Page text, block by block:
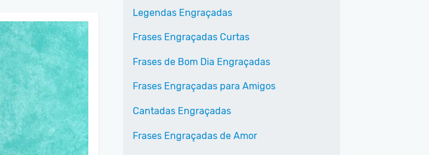
Legendas Engraçadas
Frases Engraçadas Curtas
Frases de Bom Dia Engraçadas
Frases Engraçadas para Amigos
Cantadas Engraçadas
Frases Engraçadas de Amor